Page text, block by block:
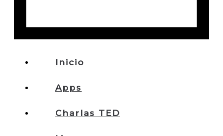
Inicio
Apps
Charlas TED